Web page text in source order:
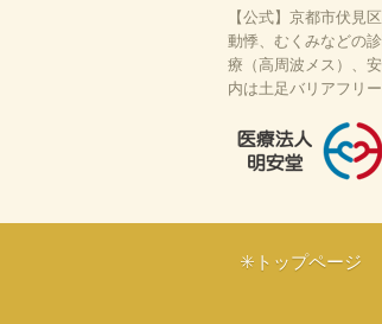
【公式】京都市伏見
動悸、むくみなどの
療（高周波メス）、
内は土足バリアフリ
はせがわ明安堂ク
区の内科、呼吸器
ライン診療、駐車
✳️トップページ